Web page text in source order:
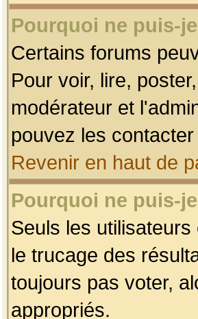
Pourquoi ne puis-
Certains forums
Pour voir, lire,
modérateur et
pouvez les
Revenir en haut de
Pourquoi ne puis-
Seuls les
le trucage des
toujours pas voter,
appropriés.